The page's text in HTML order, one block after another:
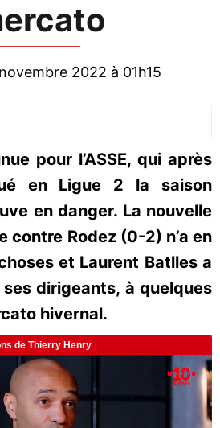
2022 à 01h15
pour l’ASSE, qui après
en Ligue 2 la saison
en danger. La nouvelle
contre Rodez (0-2) n’a en
et Laurent Batlles a
dirigeants, à quelques
hivernal.